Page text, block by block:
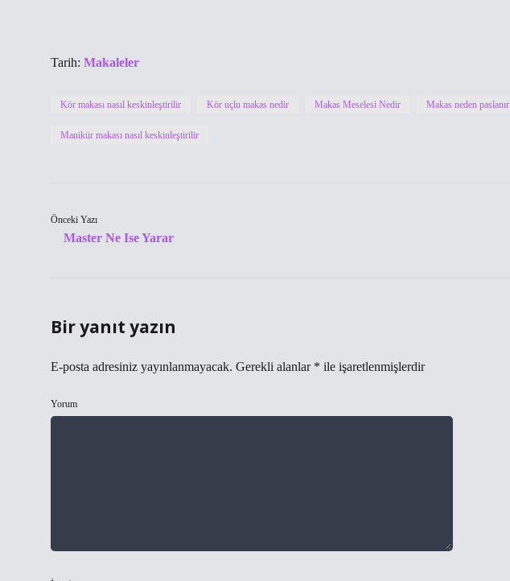
Tarih: Makaleler
Kör makası nasıl keskinleştirilir Kör uçlu makas nedir Makas Meselesi Nedir Makas neden paslanır
Manikür makası nasıl keskinleştirilir
Önceki Yazı
Master Ne Ise Yarar
Bir yanıt yazın
E-posta adresiniz yayınlanmayacak. Gerekli alanlar * ile işaretlenmişlerdir
Yorum